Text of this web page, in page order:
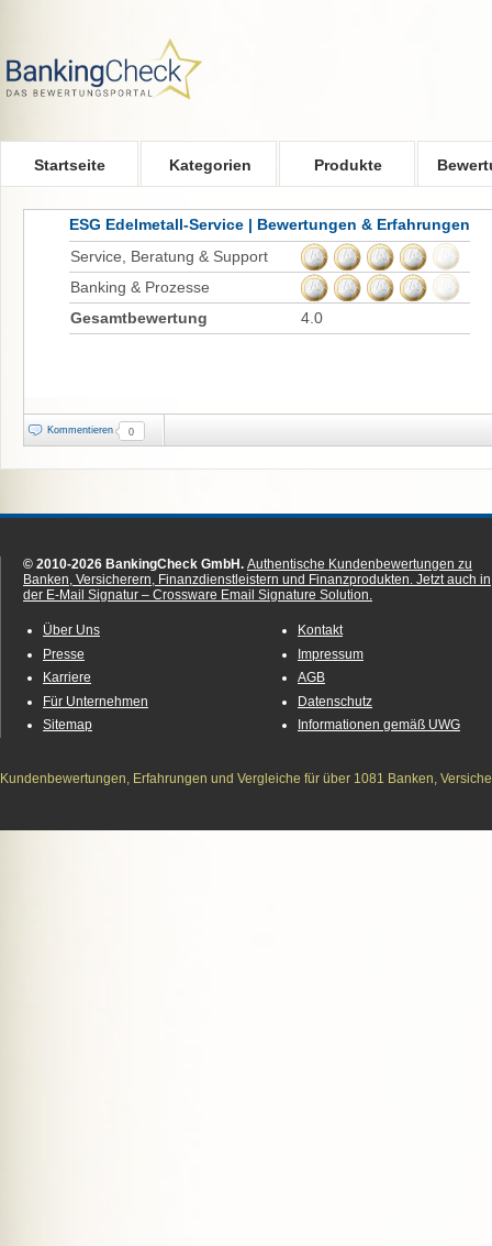
Startseite Kategorien Produkte
ESG Edelmetall-Service | Bewertungen & Erfahrungen
Service, Beratung & Support
Banking & Prozesse
Gesamtbewertung
4.0
Kommentieren 0
© 2010-2026 BankingCheck GmbH. Authentische Kundenbewertungen zu
Banken, Versicherern, Finanzdienstleistern und Finanzprodukten. Jetzt auch in
der E-Mail Signatur – Crossware Email Signature Solution.
Über Uns
Presse
Karriere
Für Unternehmen
Sitemap
Kontakt
Impressum
AGB
Datenschutz
Informationen gemäß UWG
Kundenbewertungen, Erfahrungen und Vergleiche für über 1081 Banken,